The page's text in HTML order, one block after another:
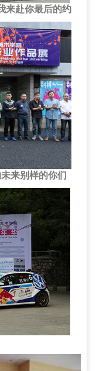
来赴你最后的约
来别样的你们